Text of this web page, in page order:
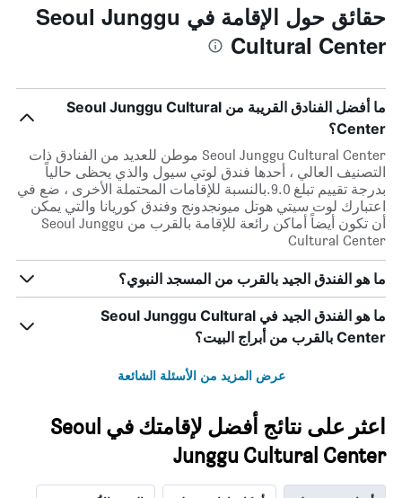
حقائق حول الإقامة في Seoul Junggu
Cultural Center
ما أفضل الفنادق القريبة من Seoul Junggu Cultural
Center؟
Seoul Junggu Cultural Center موطن للعديد من الفنادق ذات
التصنيف العالي ، أحدها فندق لوتي سيول والذي يحظى حالياً
بدرجة تقييم تبلغ 9.0.بالنسبة للإقامات المحتملة الأخرى ، ضع في
اعتبارك لوت سيتي هوتل ميونجدونج وفندق كوريانا والتي يمكن
أن تكون أيضاً أماكن رائعة للإقامة بالقرب من Seoul Junggu
Cultural Center
ما هو الفندق الجيد بالقرب من المسجد النبوي؟
ما هو الفندق الجيد في Seoul Junggu Cultural
Center بالقرب من أبراج البيت؟
عرض المزيد من الأسئلة الشائعة
اعثر على نتائج أفضل لإقامتك في Seoul
Junggu Cultural Center